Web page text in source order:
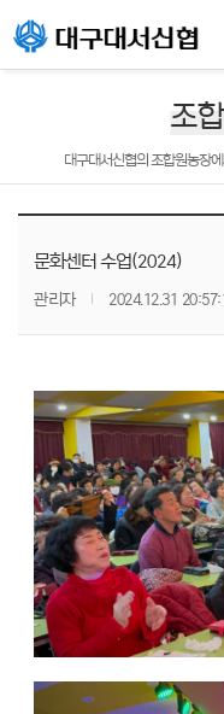
조
대구대서신협의 조합원농장
문화센터 수업(2024)
관리자 2024.12.31